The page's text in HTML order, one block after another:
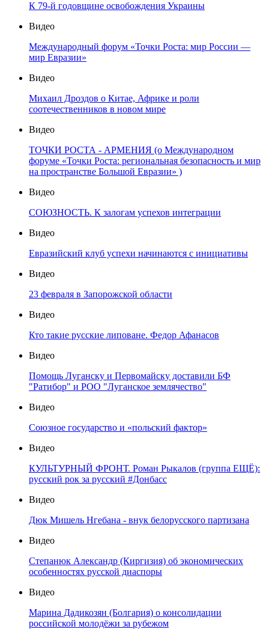
К 79-й годовщине освобождения Украины
Видео
Международный форум «Точки Роста: мир России —
мир Евразии»
Видео
Михаил Дроздов о Китае, Африке и роли
соотечественников в новом мире
Видео
ТОЧКИ РОСТА - АРМЕНИЯ (о Международном
форуме «Точки Роста: региональная безопасность и мир
на пространстве Большой Евразии» )
Видео
СОЮЗНОСТЬ. К залогам успехов интеграции
Видео
Евразийский клуб успехи начинаются с инициативы
Видео
23 февраля в Запорожской области
Видео
Кто такие русские липоване. Федор Афанасов
Видео
Помощь Луганску и Первомайску доставили БФ
"Ратибор" и РОО "Луганское землячество"
Видео
Союзное государство и «польский фактор»
Видео
КУЛЬТУРНЫЙ ФРОНТ. Роман Рыкалов (группа ЕЩЁ):
русский рок за русский #Донбасс
Видео
Дюк Мишель Нгебана - внук белорусского партизана
Видео
Степанюк Александр (Киргизия) об экономических
особенностях русской диаспоры
Видео
Марина Дадикозян (Болгария) о консолидации
российской молодёжи за рубежом